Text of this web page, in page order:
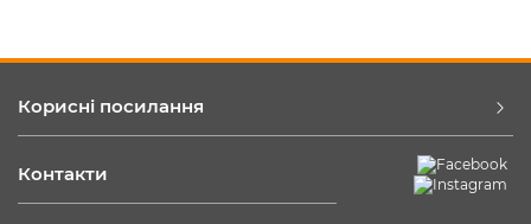
Корисні посилання
Контакти